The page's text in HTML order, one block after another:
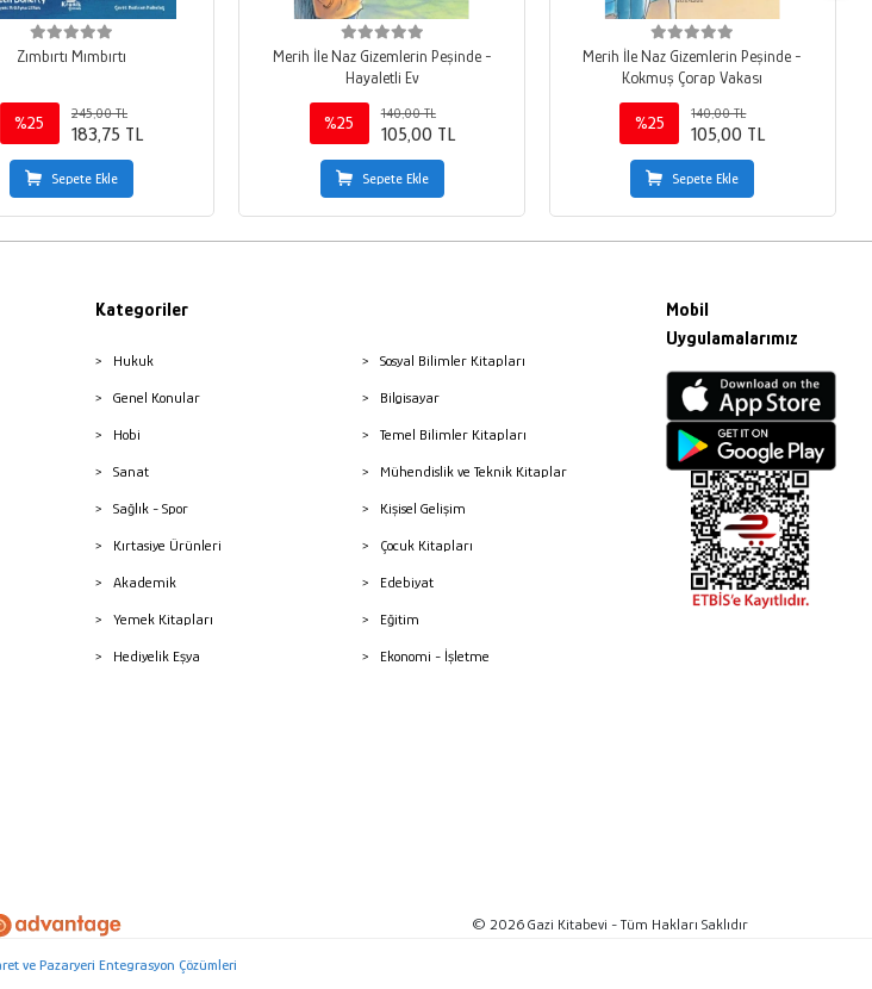
Zımbırtı Mımbırtı
%25
245,00 TL
183,75 TL
Sepete Ekle
Merih İle Naz Gizemlerin Peşinde -
Hayaletli Ev
%25
140,00 TL
105,00 TL
Sepete Ekle
Merih İle Naz Gizemlerin Peşinde -
Kokmuş Çorap Vakası
%25
140,00 TL
105,00 TL
Sepete Ekle
Kategoriler
Hukuk
Genel Konular
Hobi
Sanat
Sağlık - Spor
Kırtasiye Ürünleri
Akademik
Yemek Kitapları
Hediyelik Eşya
Sosyal Bilimler Kitapları
Bilgisayar
Temel Bilimler Kitapları
Mühendislik ve Teknik Kitaplar
Kişisel Gelişim
Çocuk Kitapları
Edebiyat
Eğitim
Ekonomi - İşletme
Mobil
Uygulamalarımız
© 2026 Gazi Kitabevi - Tüm Hakları Saklıdır
ve Pazaryeri Entegrasyon Çözümleri